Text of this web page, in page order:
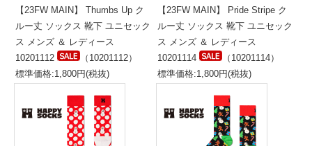
【23FW MAIN】 Thumbs Up ク
ルー丈 ソックス 靴下 ユニセック
ス メンズ ＆ レディース
10201112
（10201112）
標準価格:1,800円(税抜)
【23FW MAIN】 Pride Stripe ク
ルー丈 ソックス 靴下 ユニセック
ス メンズ ＆ レディース
10201114
（10201114）
標準価格:1,800円(税抜)